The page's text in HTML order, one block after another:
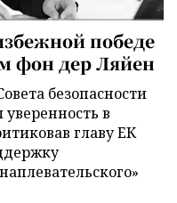
победе
фон дер Ляйен
безопасности
в
главу ЕК